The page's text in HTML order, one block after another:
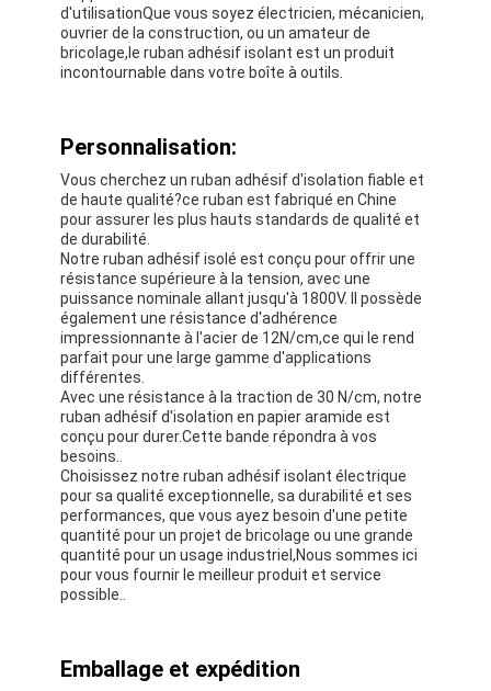
Bande de tissu en verre de papier d'aluminium
L'aluminium a fait face au papier d'emballage
Bande de canevas d'aluminium
Ruban adhésif de tissu
Ruban adhésif dégrossi par double
Ruban adhésif d'ANIMAL FAMILIER
Moulage de précision de précision
Panneau d'isolation électrique
d'utilisationQue vous soyez électricien, mécanicien,
ouvrier de la construction, ou un amateur de
bricolage,le ruban adhésif isolant est un produit
incontournable dans votre boîte à outils.
Personnalisation:
Vous cherchez un ruban adhésif d'isolation fiable et
de haute qualité?ce ruban est fabriqué en Chine
pour assurer les plus hauts standards de qualité et
de durabilité.
Notre ruban adhésif isolé est conçu pour offrir une
résistance supérieure à la tension, avec une
puissance nominale allant jusqu'à 1800V. Il possède
également une résistance d'adhérence
impressionnante à l'acier de 12N/cm,ce qui le rend
parfait pour une large gamme d'applications
différentes.
Avec une résistance à la traction de 30 N/cm, notre
ruban adhésif d'isolation en papier aramide est
conçu pour durer.Cette bande répondra à vos
besoins..
Choisissez notre ruban adhésif isolant électrique
pour sa qualité exceptionnelle, sa durabilité et ses
performances, que vous ayez besoin d'une petite
quantité pour un projet de bricolage ou une grande
quantité pour un usage industriel,Nous sommes ici
pour vous fournir le meilleur produit et service
possible..
Emballage et expédition